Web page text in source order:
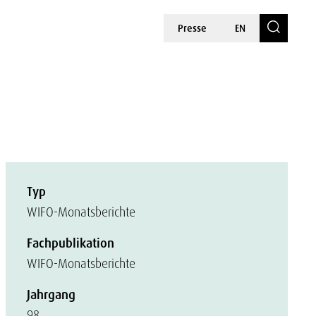
Presse EN
Typ
WIFO-Monatsberichte
Fachpublikation
WIFO-Monatsberichte
Jahrgang